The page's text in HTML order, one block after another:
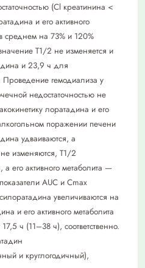
(Cl креатинина <
и его активного
среднем на 73% и 120%
Т1/2 не изменяется и
и 23,9 ч для
Проведение гемодиализа у
недостаточностью не
лоратадина и его
поражении печени
удваиваются, а
изменяются, Т1/2
его активного метаболита —
AUC и Cmax
увеличиваются на
и его активного метаболита
ч (11–38 ч), соответственно.
и круглогодичный),